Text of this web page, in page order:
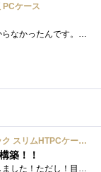
ケース
最初困りました。あけ方がわからなかったんです。ただ堅いだけで上パネルをスライドさせるだけでした…。静音性がすごく高いです。付属ファ�...
Silver Stone Milo ML03 ブラック スリムHTPCケース SST-ML03B
築！！